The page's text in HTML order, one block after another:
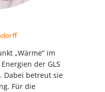
„Wärme“ im
der GLS
Dabei betreut sie
Für die